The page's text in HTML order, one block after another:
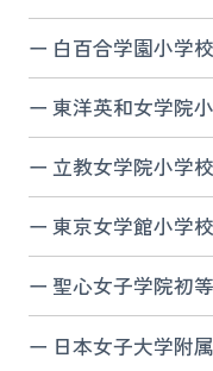
白百合学園小学校
東洋英和女学院
立教女学院小学校
東京女学館小学校
聖心女子学院初
日本女子大学附